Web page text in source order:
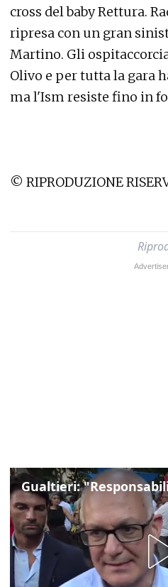
cross del baby Rettura.
ripresa con un gran
Martino. Gli
Olivo e per tutta la gara
ma l'Ism resiste fino in
© RIPRODUZIONE